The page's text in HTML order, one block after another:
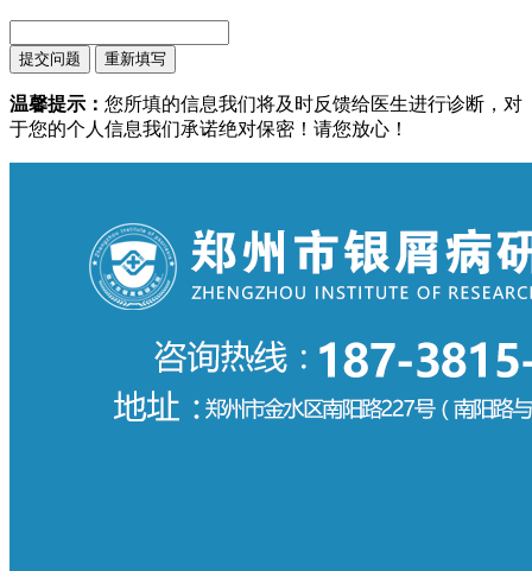
温馨提示： 您所填的信息我们将及时反馈给医生进行诊断，对
于您的个人信息我们承诺绝对保密！请您放心！